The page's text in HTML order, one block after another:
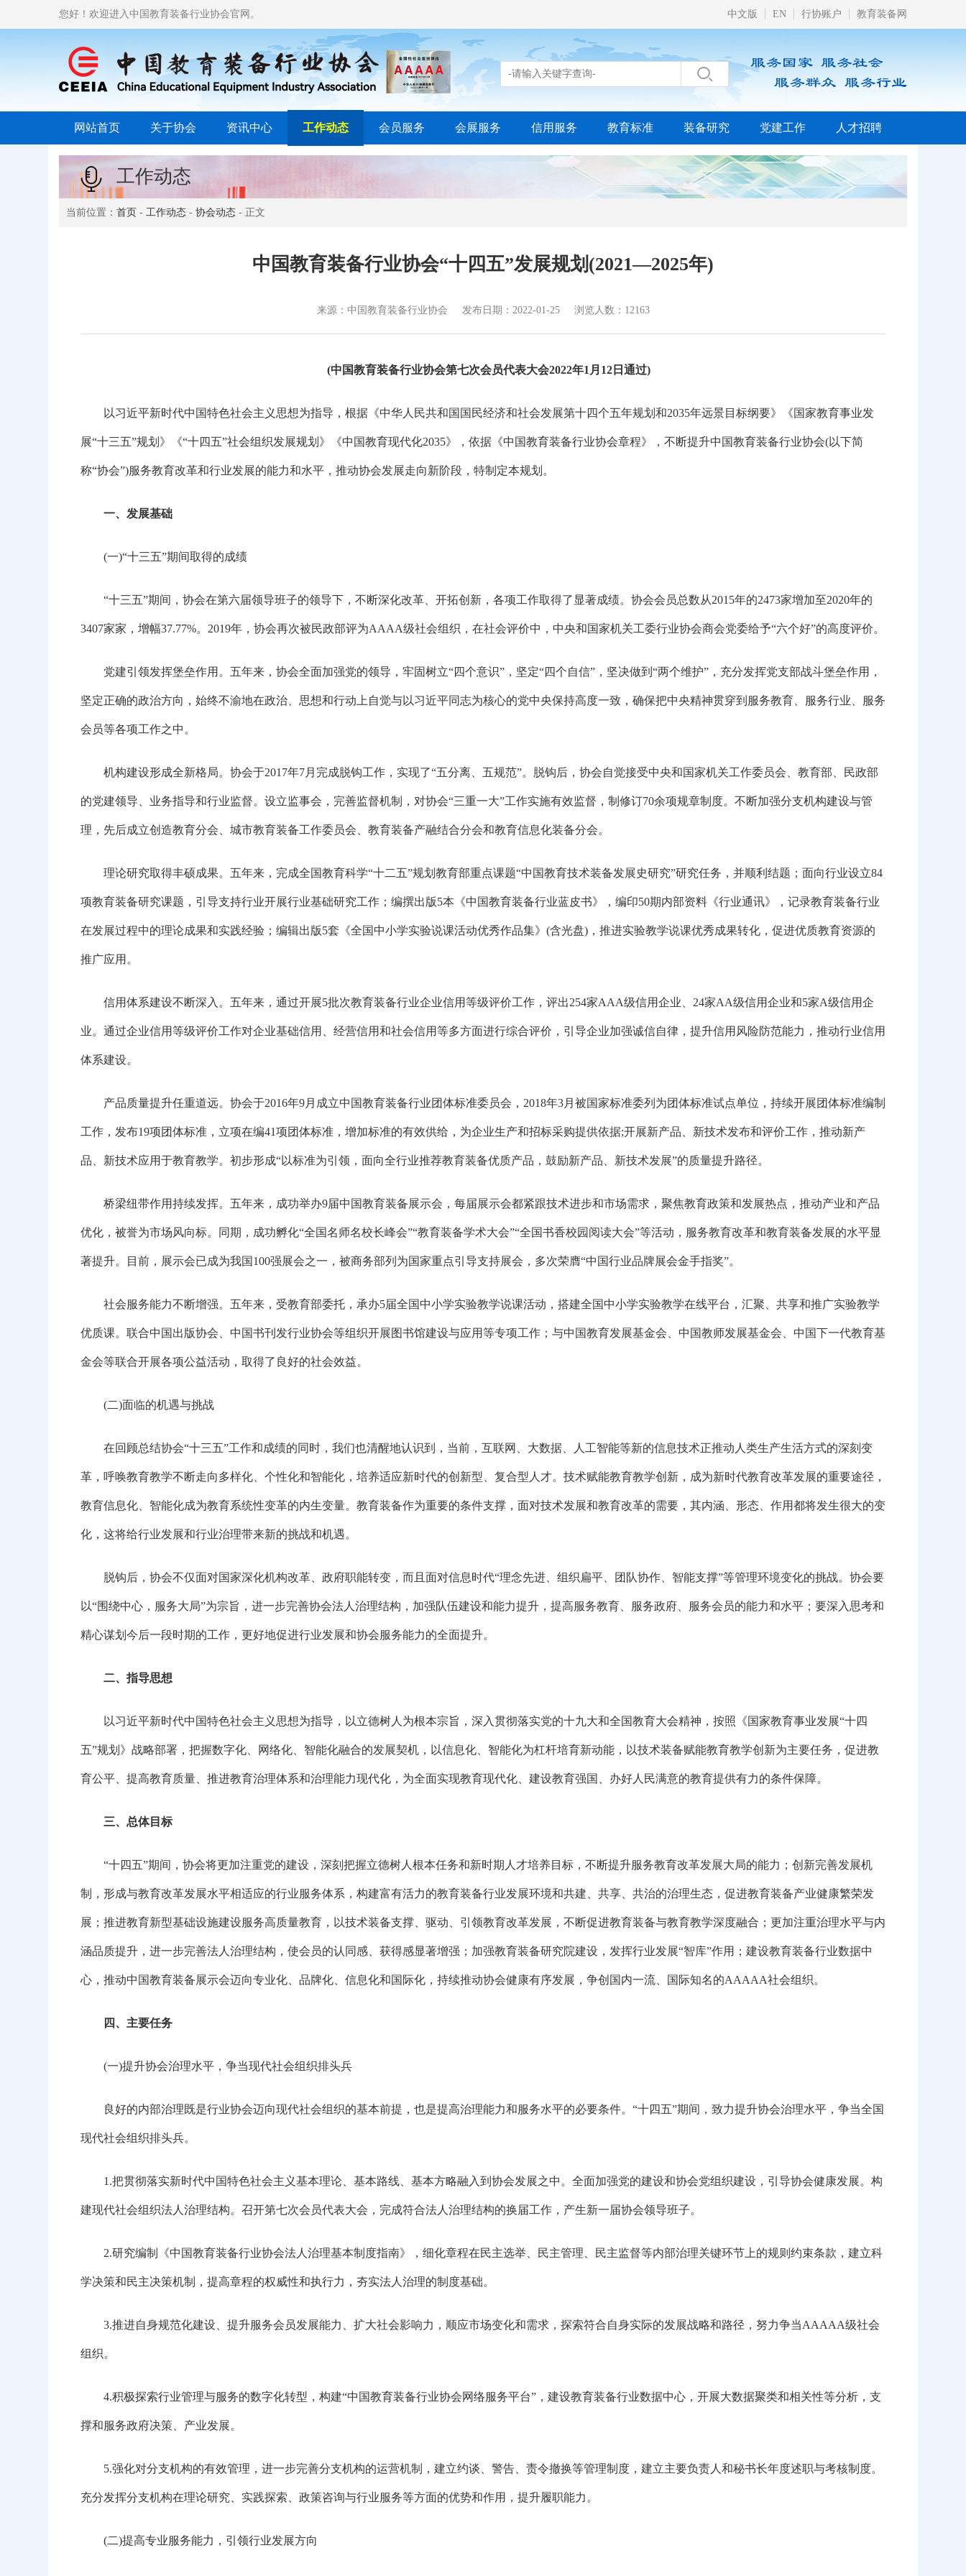
中文版 EN 行协账户 教育装备网
您好！欢迎进入中国教育装备行业协会官网。

网站首页 关于协会 资讯中心 工作动态 会员服务 会展服务 信用服务 教育标准 装备研究 党建工作 人才招聘
工作动态
当前位置： 首页 - 工作动态 - 协会动态 - 正文
中国教育装备行业协会“十四五”发展规划(2021—2025年)
来源：中国教育装备行业协会 发布日期：2022-01-25 浏览人数：12163
(中国教育装备行业协会第七次会员代表大会2022年1月12日通过)
以习近平新时代中国特色社会主义思想为指导，根据《中华人民共和国国民经济和社会发展第十四个五年规划和2035年远景目标纲要》《国家教育事业发
展“十三五”规划》《“十四五”社会组织发展规划》《中国教育现代化2035》，依据《中国教育装备行业协会章程》，不断提升中国教育装备行业协会(以下简
称“协会”)服务教育改革和行业发展的能力和水平，推动协会发展走向新阶段，特制定本规划。
一、发展基础
(一)“十三五”期间取得的成绩
“十三五”期间，协会在第六届领导班子的领导下，不断深化改革、开拓创新，各项工作取得了显著成绩。协会会员总数从2015年的2473家增加至2020年的
3407家家，增幅37.77%。2019年，协会再次被民政部评为AAAA级社会组织，在社会评价中，中央和国家机关工委行业协会商会党委给予“六个好”的高度评价。
党建引领发挥堡垒作用。五年来，协会全面加强党的领导，牢固树立“四个意识”，坚定“四个自信”，坚决做到“两个维护”，充分发挥党支部战斗堡垒作用，
坚定正确的政治方向，始终不渝地在政治、思想和行动上自觉与以习近平同志为核心的党中央保持高度一致，确保把中央精神贯穿到服务教育、服务行业、服务
会员等各项工作之中。
机构建设形成全新格局。协会于2017年7月完成脱钩工作，实现了“五分离、五规范”。脱钩后，协会自觉接受中央和国家机关工作委员会、教育部、民政部
的党建领导、业务指导和行业监督。设立监事会，完善监督机制，对协会“三重一大”工作实施有效监督，制修订70余项规章制度。不断加强分支机构建设与管
理，先后成立创造教育分会、城市教育装备工作委员会、教育装备产融结合分会和教育信息化装备分会。
理论研究取得丰硕成果。五年来，完成全国教育科学“十二五”规划教育部重点课题“中国教育技术装备发展史研究”研究任务，并顺利结题；面向行业设立84
项教育装备研究课题，引导支持行业开展行业基础研究工作；编撰出版5本《中国教育装备行业蓝皮书》，编印50期内部资料《行业通讯》，记录教育装备行业
在发展过程中的理论成果和实践经验；编辑出版5套《全国中小学实验说课活动优秀作品集》(含光盘)，推进实验教学说课优秀成果转化，促进优质教育资源的
推广应用。
信用体系建设不断深入。五年来，通过开展5批次教育装备行业企业信用等级评价工作，评出254家AAA级信用企业、24家AA级信用企业和5家A级信用企
业。通过企业信用等级评价工作对企业基础信用、经营信用和社会信用等多方面进行综合评价，引导企业加强诚信自律，提升信用风险防范能力，推动行业信用
体系建设。
产品质量提升任重道远。协会于2016年9月成立中国教育装备行业团体标准委员会，2018年3月被国家标准委列为团体标准试点单位，持续开展团体标准编制
工作，发布19项团体标准，立项在编41项团体标准，增加标准的有效供给，为企业生产和招标采购提供依据;开展新产品、新技术发布和评价工作，推动新产
品、新技术应用于教育教学。初步形成“以标准为引领，面向全行业推荐教育装备优质产品，鼓励新产品、新技术发展”的质量提升路径。
桥梁纽带作用持续发挥。五年来，成功举办9届中国教育装备展示会，每届展示会都紧跟技术进步和市场需求，聚焦教育政策和发展热点，推动产业和产品
优化，被誉为市场风向标。同期，成功孵化“全国名师名校长峰会”“教育装备学术大会”“全国书香校园阅读大会”等活动，服务教育改革和教育装备发展的水平显
著提升。目前，展示会已成为我国100强展会之一，被商务部列为国家重点引导支持展会，多次荣膺“中国行业品牌展会金手指奖”。
社会服务能力不断增强。五年来，受教育部委托，承办5届全国中小学实验教学说课活动，搭建全国中小学实验教学在线平台，汇聚、共享和推广实验教学
优质课。联合中国出版协会、中国书刊发行业协会等组织开展图书馆建设与应用等专项工作；与中国教育发展基金会、中国教师发展基金会、中国下一代教育基
金会等联合开展各项公益活动，取得了良好的社会效益。
(二)面临的机遇与挑战
在回顾总结协会“十三五”工作和成绩的同时，我们也清醒地认识到，当前，互联网、大数据、人工智能等新的信息技术正推动人类生产生活方式的深刻变
革，呼唤教育教学不断走向多样化、个性化和智能化，培养适应新时代的创新型、复合型人才。技术赋能教育教学创新，成为新时代教育改革发展的重要途径，
教育信息化、智能化成为教育系统性变革的内生变量。教育装备作为重要的条件支撑，面对技术发展和教育改革的需要，其内涵、形态、作用都将发生很大的变
化，这将给行业发展和行业治理带来新的挑战和机遇。
脱钩后，协会不仅面对国家深化机构改革、政府职能转变，而且面对信息时代“理念先进、组织扁平、团队协作、智能支撑”等管理环境变化的挑战。协会要
以“围绕中心，服务大局”为宗旨，进一步完善协会法人治理结构，加强队伍建设和能力提升，提高服务教育、服务政府、服务会员的能力和水平；要深入思考和
精心谋划今后一段时期的工作，更好地促进行业发展和协会服务能力的全面提升。
二、指导思想
以习近平新时代中国特色社会主义思想为指导，以立德树人为根本宗旨，深入贯彻落实党的十九大和全国教育大会精神，按照《国家教育事业发展“十四
五”规划》战略部署，把握数字化、网络化、智能化融合的发展契机，以信息化、智能化为杠杆培育新动能，以技术装备赋能教育教学创新为主要任务，促进教
育公平、提高教育质量、推进教育治理体系和治理能力现代化，为全面实现教育现代化、建设教育强国、办好人民满意的教育提供有力的条件保障。
三、总体目标
“十四五”期间，协会将更加注重党的建设，深刻把握立德树人根本任务和新时期人才培养目标，不断提升服务教育改革发展大局的能力；创新完善发展机
制，形成与教育改革发展水平相适应的行业服务体系，构建富有活力的教育装备行业发展环境和共建、共享、共治的治理生态，促进教育装备产业健康繁荣发
展；推进教育新型基础设施建设服务高质量教育，以技术装备支撑、驱动、引领教育改革发展，不断促进教育装备与教育教学深度融合；更加注重治理水平与内
涵品质提升，进一步完善法人治理结构，使会员的认同感、获得感显著增强；加强教育装备研究院建设，发挥行业发展“智库”作用；建设教育装备行业数据中
心，推动中国教育装备展示会迈向专业化、品牌化、信息化和国际化，持续推动协会健康有序发展，争创国内一流、国际知名的AAAAA社会组织。
四、主要任务
(一)提升协会治理水平，争当现代社会组织排头兵
良好的内部治理既是行业协会迈向现代社会组织的基本前提，也是提高治理能力和服务水平的必要条件。“十四五”期间，致力提升协会治理水平，争当全国
现代社会组织排头兵。
1.把贯彻落实新时代中国特色社会主义基本理论、基本路线、基本方略融入到协会发展之中。全面加强党的建设和协会党组织建设，引导协会健康发展。构
建现代社会组织法人治理结构。召开第七次会员代表大会，完成符合法人治理结构的换届工作，产生新一届协会领导班子。
2.研究编制《中国教育装备行业协会法人治理基本制度指南》，细化章程在民主选举、民主管理、民主监督等内部治理关键环节上的规则约束条款，建立科
学决策和民主决策机制，提高章程的权威性和执行力，夯实法人治理的制度基础。
3.推进自身规范化建设、提升服务会员发展能力、扩大社会影响力，顺应市场变化和需求，探索符合自身实际的发展战略和路径，努力争当AAAAA级社会
组织。
4.积极探索行业管理与服务的数字化转型，构建“中国教育装备行业协会网络服务平台”，建设教育装备行业数据中心，开展大数据聚类和相关性等分析，支
撑和服务政府决策、产业发展。
5.强化对分支机构的有效管理，进一步完善分支机构的运营机制，建立约谈、警告、责令撤换等管理制度，建立主要负责人和秘书长年度述职与考核制度。
充分发挥分支机构在理论研究、实践探索、政策咨询与行业服务等方面的优势和作用，提升履职能力。
(二)提高专业服务能力，引领行业发展方向